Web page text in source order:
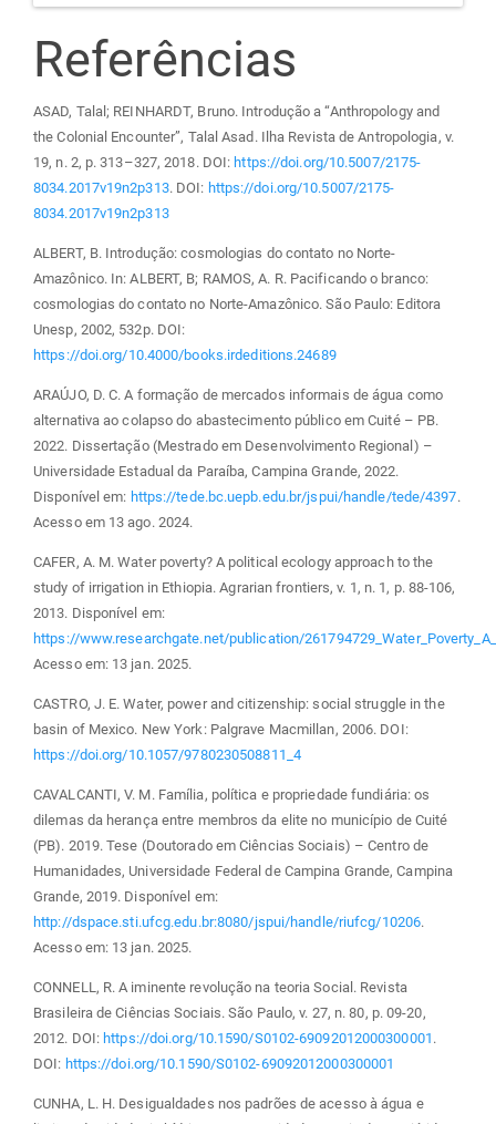
Referências
ASAD, Talal; REINHARDT, Bruno. Introdução a “Anthropology and
the Colonial Encounter”, Talal Asad. Ilha Revista de Antropologia, v.
19, n. 2, p. 313–327, 2018. DOI: https://doi.org/10.5007/2175-
8034.2017v19n2p313. DOI: https://doi.org/10.5007/2175-
8034.2017v19n2p313
ALBERT, B. Introdução: cosmologias do contato no Norte-
Amazônico. In: ALBERT, B; RAMOS, A. R. Pacificando o branco:
cosmologias do contato no Norte-Amazônico. São Paulo: Editora
Unesp, 2002, 532p. DOI:
https://doi.org/10.4000/books.irdeditions.24689
ARAÚJO, D. C. A formação de mercados informais de água como
alternativa ao colapso do abastecimento público em Cuité – PB.
2022. Dissertação (Mestrado em Desenvolvimento Regional) –
Universidade Estadual da Paraíba, Campina Grande, 2022.
Disponível em: https://tede.bc.uepb.edu.br/jspui/handle/tede/4397.
Acesso em 13 ago. 2024.
CAFER, A. M. Water poverty? A political ecology approach to the
study of irrigation in Ethiopia. Agrarian frontiers, v. 1, n. 1, p. 88-106,
2013. Disponível em:
https://www.researchgate.net/publication/
Acesso em: 13 jan. 2025.
CASTRO, J. E. Water, power and citizenship: social struggle in the
basin of Mexico. New York: Palgrave Macmillan, 2006. DOI:
https://doi.org/10.1057/9780230508811_4
CAVALCANTI, V. M. Família, política e propriedade fundiária: os
dilemas da herança entre membros da elite no município de Cuité
(PB). 2019. Tese (Doutorado em Ciências Sociais) – Centro de
Humanidades, Universidade Federal de Campina Grande, Campina
Grande, 2019. Disponível em:
http://dspace.sti.ufcg.edu.br:8080/jspui/handle/riufcg/10206.
Acesso em: 13 jan. 2025.
CONNELL, R. A iminente revolução na teoria Social. Revista
Brasileira de Ciências Sociais. São Paulo, v. 27, n. 80, p. 09-20,
2012. DOI: https://doi.org/10.1590/S0102-69092012000300001 .
DOI: https://doi.org/10.1590/S0102-69092012000300001
CUNHA, L. H. Desigualdades nos padrões de acesso à água e